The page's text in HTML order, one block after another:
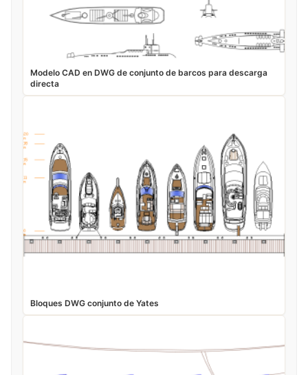
Modelo CAD en DWG de conjunto de barcos para descarga
directa
Bloques DWG conjunto de Yates